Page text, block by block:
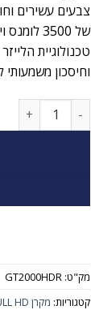
וחיסכון משמעותי
כמות של מקרן OPTOMA GT2000HDR
מק"ט: GT2000HDR
קטגוריות: מקרן FULL HD